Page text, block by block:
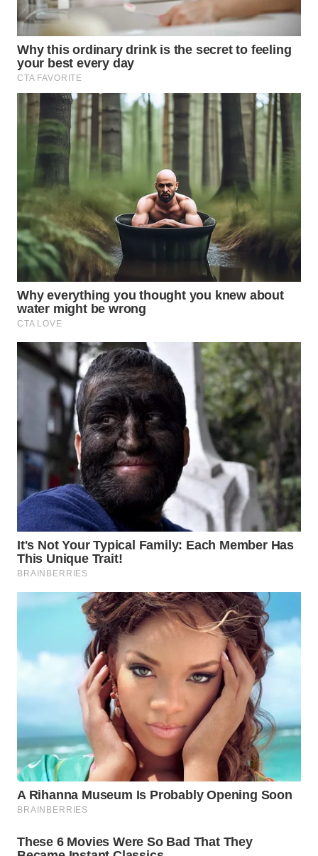
BINTAN
WN
MANDALIKA
WN
LIKUPANG
WN
LABUANBAJO
WN
BORNEO
Wahana
Media
Group
WAHANA
NEWS
WAHANA
TANI
WAHANA
ADVOKAT
WAHANA
INFRASTRUKTUR
WAHANA
WAHANA
LISTRIK
WAHANANEWS
ID
WAHANANEWS
CO ID
WAHANANEWS
NET